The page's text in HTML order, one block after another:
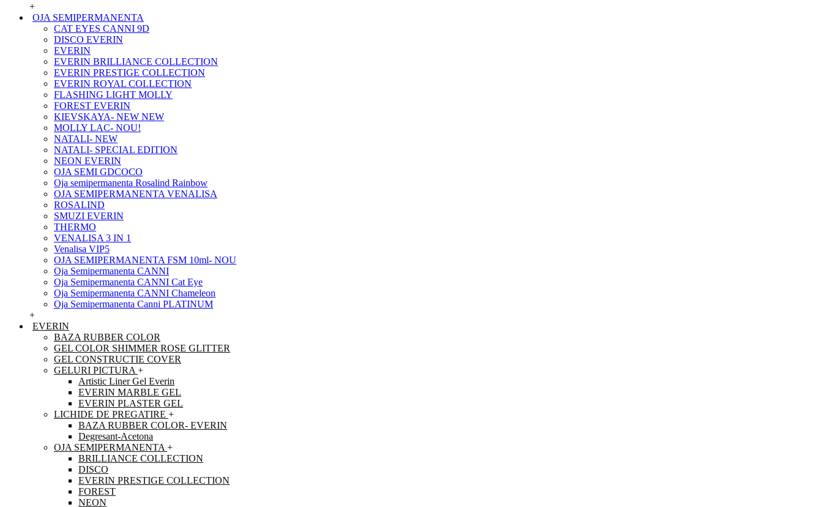
+
OJA SEMIPERMANENTA
CAT EYES CANNI 9D
DISCO EVERIN
EVERIN
EVERIN BRILLIANCE COLLECTION
EVERIN PRESTIGE COLLECTION
EVERIN ROYAL COLLECTION
FLASHING LIGHT MOLLY
FOREST EVERIN
KIEVSKAYA- NEW NEW
MOLLY LAC- NOU!
NATALI- NEW
NATALI- SPECIAL EDITION
NEON EVERIN
OJA SEMI GDCOCO
Oja semipermanenta Rosalind Rainbow
OJA SEMIPERMANENTA VENALISA
ROSALIND
SMUZI EVERIN
THERMO
VENALISA 3 IN 1
Venalisa VIP5
OJA SEMIPERMANENTA FSM 10ml- NOU
Oja Semipermanenta CANNI
Oja Semipermanenta CANNI Cat Eye
Oja Semipermanenta CANNI Chameleon
Oja Semipermanenta Canni PLATINUM
+
EVERIN
BAZA RUBBER COLOR
GEL COLOR SHIMMER ROSE GLITTER
GEL CONSTRUCTIE COVER
GELURI PICTURA +
Artistic Liner Gel Everin
EVERIN MARBLE GEL
EVERIN PLASTER GEL
LICHIDE DE PREGATIRE +
BAZA RUBBER COLOR- EVERIN
Degresant-Acetona
OJA SEMIPERMANENTA +
BRILLIANCE COLLECTION
DISCO
EVERIN PRESTIGE COLLECTION
FOREST
NEON